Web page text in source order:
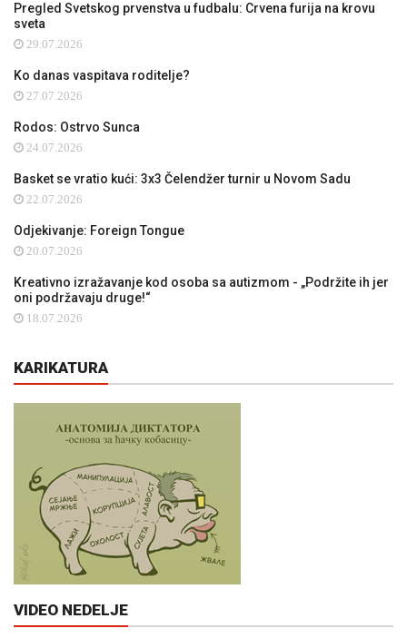
Pregled Svetskog prvenstva u fudbalu: Crvena furija na krovu
sveta
29.07.2026
Ko danas vaspitava roditelje?
27.07.2026
Rodos: Ostrvo Sunca
24.07.2026
Basket se vratio kući: 3x3 Čelendžer turnir u Novom Sadu
22.07.2026
Odjekivanje: Foreign Tongue
20.07.2026
Kreativno izražavanje kod osoba sa autizmom - „Podržite ih jer
oni podržavaju druge!“
18.07.2026
KARIKATURA
VIDEO NEDELJE